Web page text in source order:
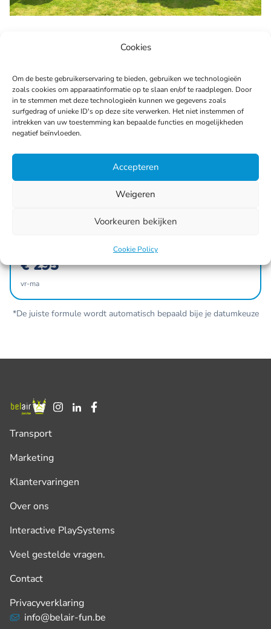
Cookies
Om de beste gebruikerservaring te bieden, gebruiken we technologieën
zoals cookies om apparaatinformatie op te slaan en/of te raadplegen. Door
in te stemmen met deze technologieën kunnen we gegevens zoals
surfgedrag of unieke ID's op deze site verwerken. Het niet instemmen of
intrekken van uw toestemming kan bepaalde functies en mogelijkheden
negatief beïnvloeden.
Accepteren
Weigeren
Voorkeuren bekijken
Cookie Policy
Dagprijs (incl btw)
€ 199
ma-zo • afhaal mogelijk (-20%)
Meest gekozen
€ 199
€ 295
vr-ma
*De juiste formule wordt automatisch bepaald bije je datumkeuze
Transport
Marketing
Klantervaringen
Over ons
Interactive PlaySystems
Veel gestelde vragen.
Contact
Privacyverklaring
info@belair-fun.be